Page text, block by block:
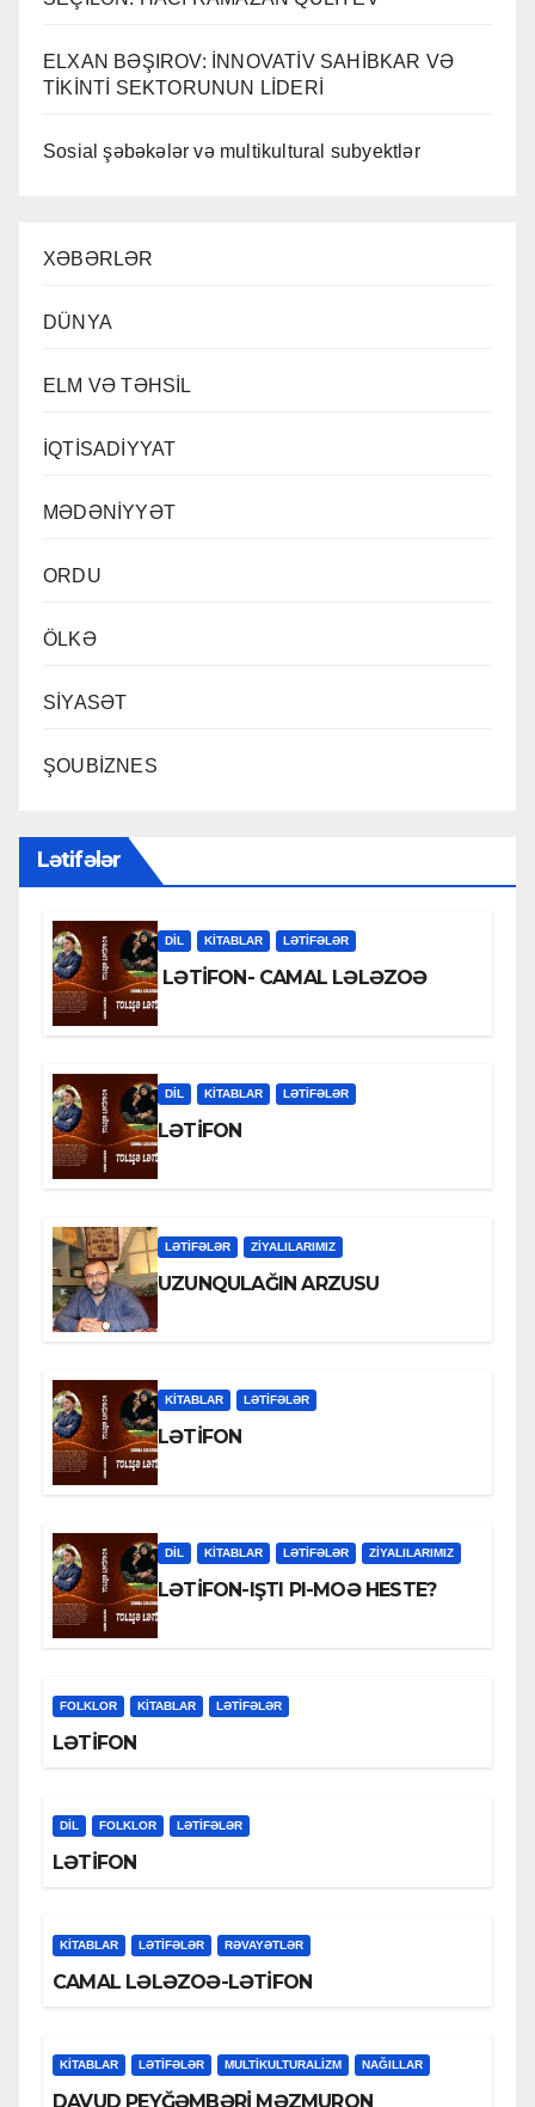
ELXAN BƏŞIROV: İNNOVATİV SAHİBKAR VƏ
TİKİNTİ SEKTORUNUN LİDERİ
Sosial şəbəkələr və multikultural subyektlər
XƏBƏRLƏR
DÜNYA
ELM VƏ TƏHSİL
İQTİSADİYYAT
MƏDƏNİYYƏT
ORDU
ÖLKƏ
SİYASƏT
ŞOUBİZNES
Lətifələr
DİL KİTABLAR LƏTIFƏLƏR
LƏTİFON- CAMAL LƏLƏZOƏ
DİL KİTABLAR LƏTIFƏLƏR
LƏTİFON
LƏTIFƏLƏR ZİYALILARIMIZ
UZUNQULAĞIN ARZUSU
KİTABLAR LƏTIFƏLƏR
LƏTİFON
DİL KİTABLAR LƏTIFƏLƏR ZİYALILARIMIZ
LƏTİFON-IŞTI PI-MOƏ HESTE?
FOLKLOR KİTABLAR LƏTIFƏLƏR
LƏTİFON
DİL FOLKLOR LƏTIFƏLƏR
LƏTİFON
KİTABLAR LƏTIFƏLƏR RƏVAYƏTLƏR
CAMAL LƏLƏZOƏ-LƏTİFON
KİTABLAR LƏTIFƏLƏR MULTIKULTURALIZM NAĞILLAR
DAVUD PEYĞƏMBƏRİ MƏZMURON